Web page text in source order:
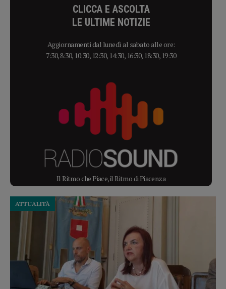
CLICCA E ASCOLTA
LE ULTIME NOTIZIE
Aggiornamenti dal lunedì al sabato alle ore:
7:30, 8:30, 10:30, 12:30, 14:30, 16:30, 18:30, 19:30
Il Ritmo che Piace, il Ritmo di Piacenza
ATTUALITÀ